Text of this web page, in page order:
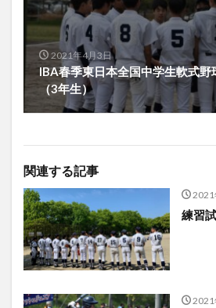
2021年4月3日
IBA春季東日本全国中学生軟式野
（3年生）
関連する記事
2021
練習
2021